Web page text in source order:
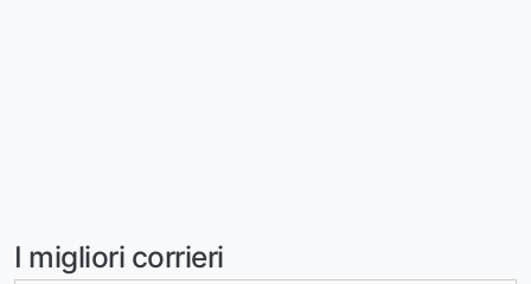
I migliori corrieri